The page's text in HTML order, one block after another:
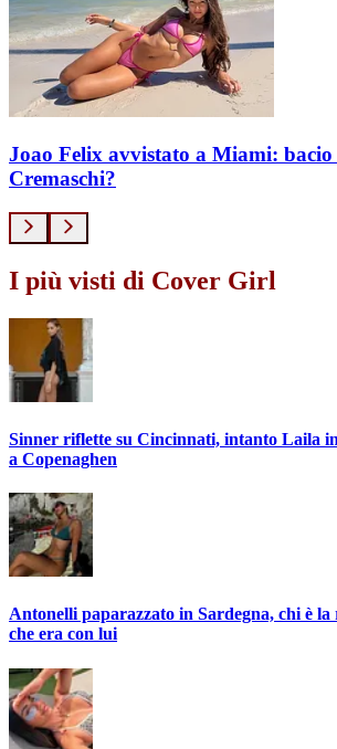
Joao Felix avvistato a Miami:
Cremaschi?
I più visti di Cover Girl
Sinner riflette su Cincinnati, intanto Laila
a Copenaghen
Antonelli paparazzato in Sardegna, chi è la
che era con lui